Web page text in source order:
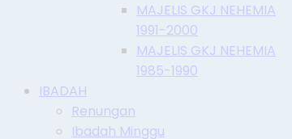
MAJELIS GKJ NEHEMIA
1991-2000
MAJELIS GKJ NEHEMIA
1985-1990
IBADAH
Renungan
Ibadah Minggu